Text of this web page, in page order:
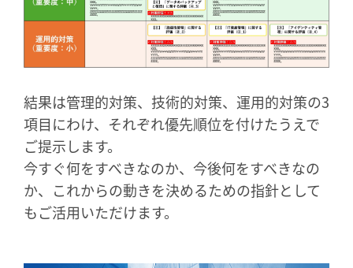
結果は管理的対策、技術的対策、運用的対策の3
項目にわけ、それぞれ優先順位を付けたうえで
ご提示します。
今すぐ何をすべきなのか、今後何をすべきなの
か、これからの動きを決めるための指針として
もご活用いただけます。